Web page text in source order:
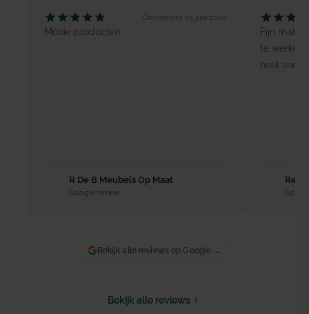
Donderdag 25 juni 2026
Mooie producten
R De B Meubels Op Maat
Google review
Fijn
te
heel snel
Bekijk alle reviews op Google →
Bekijk alle reviews